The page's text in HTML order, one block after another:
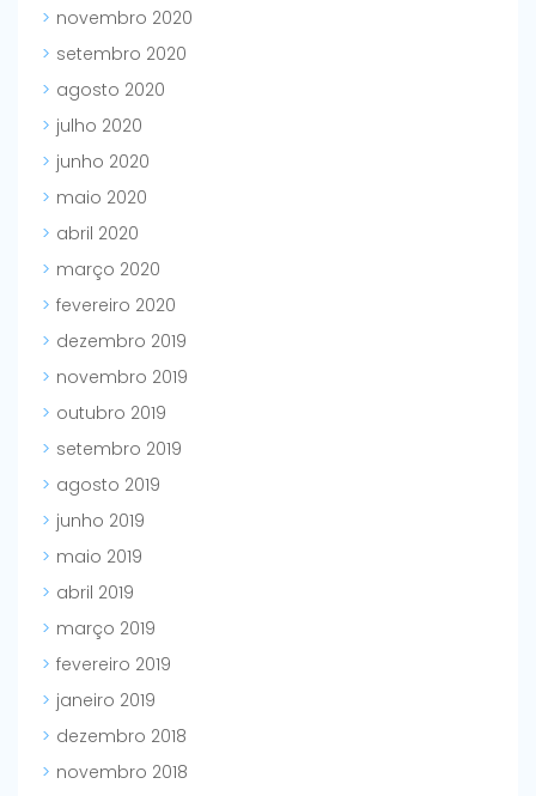
novembro 2020
setembro 2020
agosto 2020
julho 2020
junho 2020
maio 2020
abril 2020
março 2020
fevereiro 2020
dezembro 2019
novembro 2019
outubro 2019
setembro 2019
agosto 2019
junho 2019
maio 2019
abril 2019
março 2019
fevereiro 2019
janeiro 2019
dezembro 2018
novembro 2018